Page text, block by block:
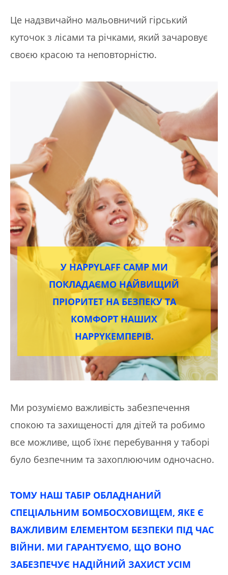
Це надзвичайно мальовничий гірський
куточок з лісами та річками, який зачаровує
своєю красою та неповторністю.
У HAPPYLAFF CAMP МИ
ПОКЛАДАЄМО НАЙВИЩИЙ
ПРІОРИТЕТ НА БЕЗПЕКУ ТА
КОМФОРТ НАШИХ
HAPPYКЕМПЕРІВ.
Ми розуміємо важливість забезпечення
спокою та захищеності для дітей та робимо
все можливе, щоб їхнє перебування у таборі
було безпечним та захоплюючим одночасно.
ТОМУ НАШ ТАБІР ОБЛАДНАНИЙ
СПЕЦІАЛЬНИМ БОМБОСХОВИЩЕМ, ЯКЕ Є
ВАЖЛИВИМ ЕЛЕМЕНТОМ БЕЗПЕКИ ПІД ЧАС
ВІЙНИ. МИ ГАРАНТУЄМО, ЩО ВОНО
ЗАБЕЗПЕЧУЄ НАДІЙНИЙ ЗАХИСТ УСІМ